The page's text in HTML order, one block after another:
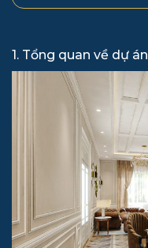
1. Tổng quan về dự án